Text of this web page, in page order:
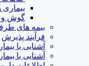
گوش و
بیمه های
فرآیند پذیرش
آشنایی با
آشنایی با